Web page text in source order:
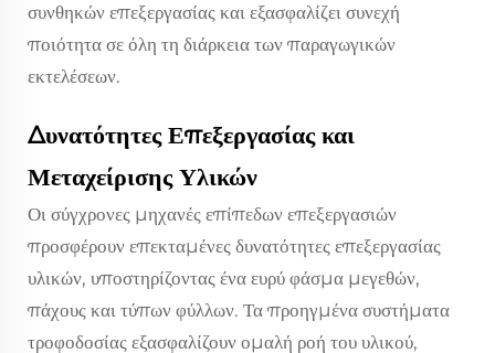
συνθηκών επεξεργασίας και εξασφαλίζει συνεχή
ποιότητα σε όλη τη διάρκεια των παραγωγικών
εκτελέσεων.
Δυνατότητες Επεξεργασίας και
Μεταχείρισης Υλικών
Οι σύγχρονες μηχανές επίπεδων επεξεργασιών
προσφέρουν επεκταμένες δυνατότητες επεξεργασίας
υλικών, υποστηρίζοντας ένα ευρύ φάσμα μεγεθών,
πάχους και τύπων φύλλων. Τα προηγμένα συστήματα
τροφοδοσίας εξασφαλίζουν ομαλή ροή του υλικού,